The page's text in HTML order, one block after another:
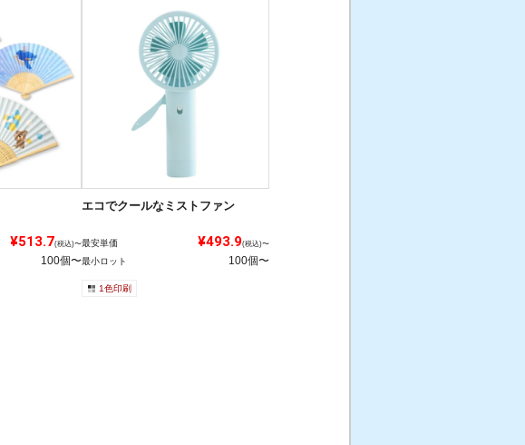
¥513.7(税込)〜
100個〜
エコでクールなミストファン
最安単価 ¥493.9(税込)〜
最小ロット 100個〜
1色印刷